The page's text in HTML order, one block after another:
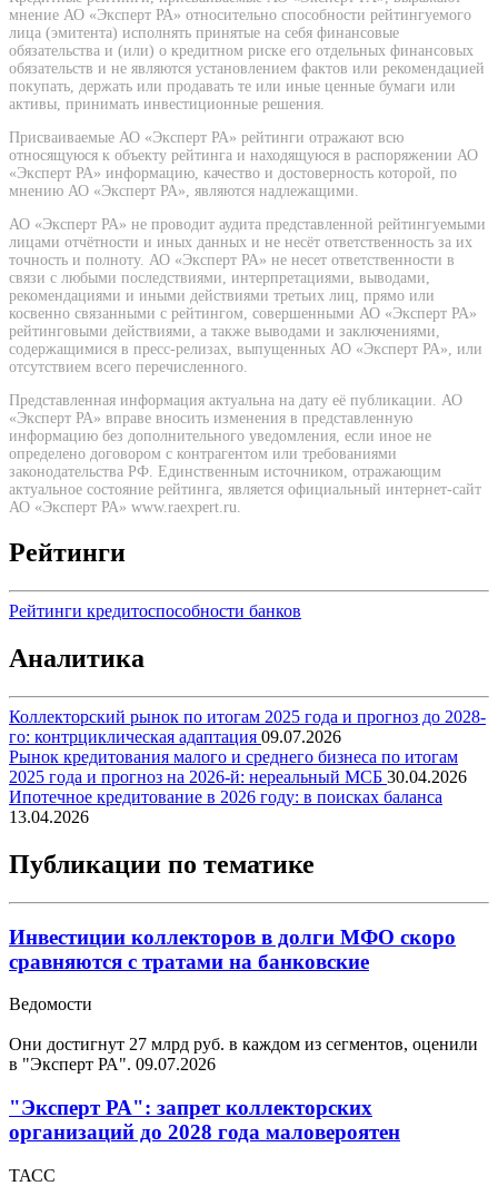
мнение АО «Эксперт РА» относительно способности рейтингуемого
лица (эмитента) исполнять принятые на себя финансовые
обязательства и (или) о кредитном риске его отдельных финансовых
обязательств и не являются установлением фактов или рекомендацией
покупать, держать или продавать те или иные ценные бумаги или
активы, принимать инвестиционные решения.
Присваиваемые АО «Эксперт РА» рейтинги отражают всю
относящуюся к объекту рейтинга и находящуюся в распоряжении АО
«Эксперт РА» информацию, качество и достоверность которой, по
мнению АО «Эксперт РА», являются надлежащими.
АО «Эксперт РА» не проводит аудита представленной рейтингуемыми
лицами отчётности и иных данных и не несёт ответственность за их
точность и полноту. АО «Эксперт РА» не несет ответственности в
связи с любыми последствиями, интерпретациями, выводами,
рекомендациями и иными действиями третьих лиц, прямо или
косвенно связанными с рейтингом, совершенными АО «Эксперт РА»
рейтинговыми действиями, а также выводами и заключениями,
содержащимися в пресс-релизах, выпущенных АО «Эксперт РА», или
отсутствием всего перечисленного.
Представленная информация актуальна на дату её публикации. АО
«Эксперт РА» вправе вносить изменения в представленную
информацию без дополнительного уведомления, если иное не
определено договором с контрагентом или требованиями
законодательства РФ. Единственным источником, отражающим
актуальное состояние рейтинга, является официальный интернет-сайт
АО «Эксперт РА» www.raexpert.ru.
Рейтинги
Рейтинги кредитоспособности банков
Аналитика
Коллекторский рынок по итогам 2025 года и прогноз до 2028-
го: контрциклическая адаптация 09.07.2026
Рынок кредитования малого и среднего бизнеса по итогам
2025 года и прогноз на 2026-й: нереальный МСБ 30.04.2026
Ипотечное кредитование в 2026 году: в поисках баланса
13.04.2026
Публикации по тематике
Инвестиции коллекторов в долги МФО скоро
сравняются с тратами на банковские
Ведомости
Они достигнут 27 млрд руб. в каждом из сегментов, оценили
в "Эксперт РА". 09.07.2026
"Эксперт РА": запрет коллекторских
организаций до 2028 года маловероятен
ТАСС